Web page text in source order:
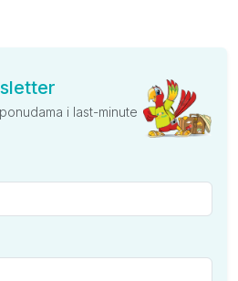
i last-minute